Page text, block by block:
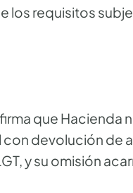
los requisitos
que Hacienda
con devolución
y su omisión